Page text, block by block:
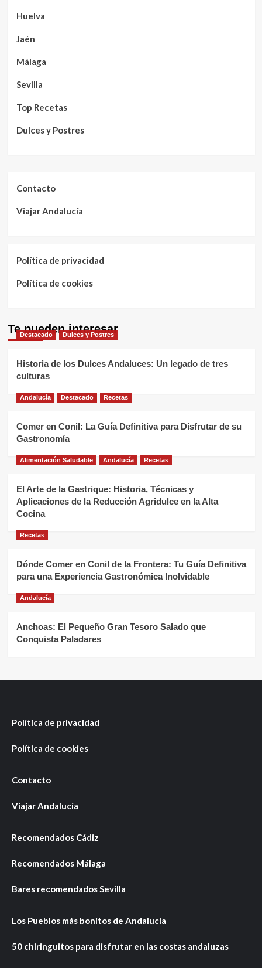
Huelva
Jaén
Málaga
Sevilla
Top Recetas
Dulces y Postres
Contacto
Viajar Andalucía
Política de privacidad
Política de cookies
Te pueden interesar
Destacado Dulces y Postres
Historia de los Dulces Andaluces: Un legado de tres
culturas
Andalucía Destacado Recetas
Comer en Conil: La Guía Definitiva para Disfrutar de su
Gastronomía
Alimentación Saludable Andalucía Recetas
El Arte de la Gastrique: Historia, Técnicas y
Aplicaciones de la Reducción Agridulce en la Alta
Cocina
Recetas
Dónde Comer en Conil de la Frontera: Tu Guía Definitiva
para una Experiencia Gastronómica Inolvidable
Andalucía
Anchoas: El Pequeño Gran Tesoro Salado que
Conquista Paladares
Política de privacidad
Política de cookies
Contacto
Viajar Andalucía
Recomendados Cádiz
Recomendados Málaga
Bares recomendados Sevilla
Los Pueblos más bonitos de Andalucía
50 chiringuitos para disfrutar en las costas andaluzas